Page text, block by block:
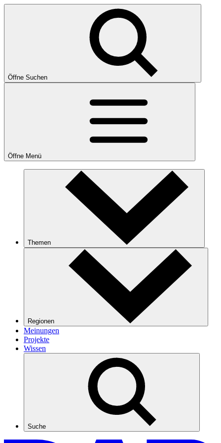
Öffne Suchen
Öffne Menü
Themen
Regionen
Meinungen
Projekte
Wissen
Suche